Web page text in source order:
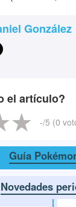
González
el artículo?
-/5 (0
Guía
Novedades